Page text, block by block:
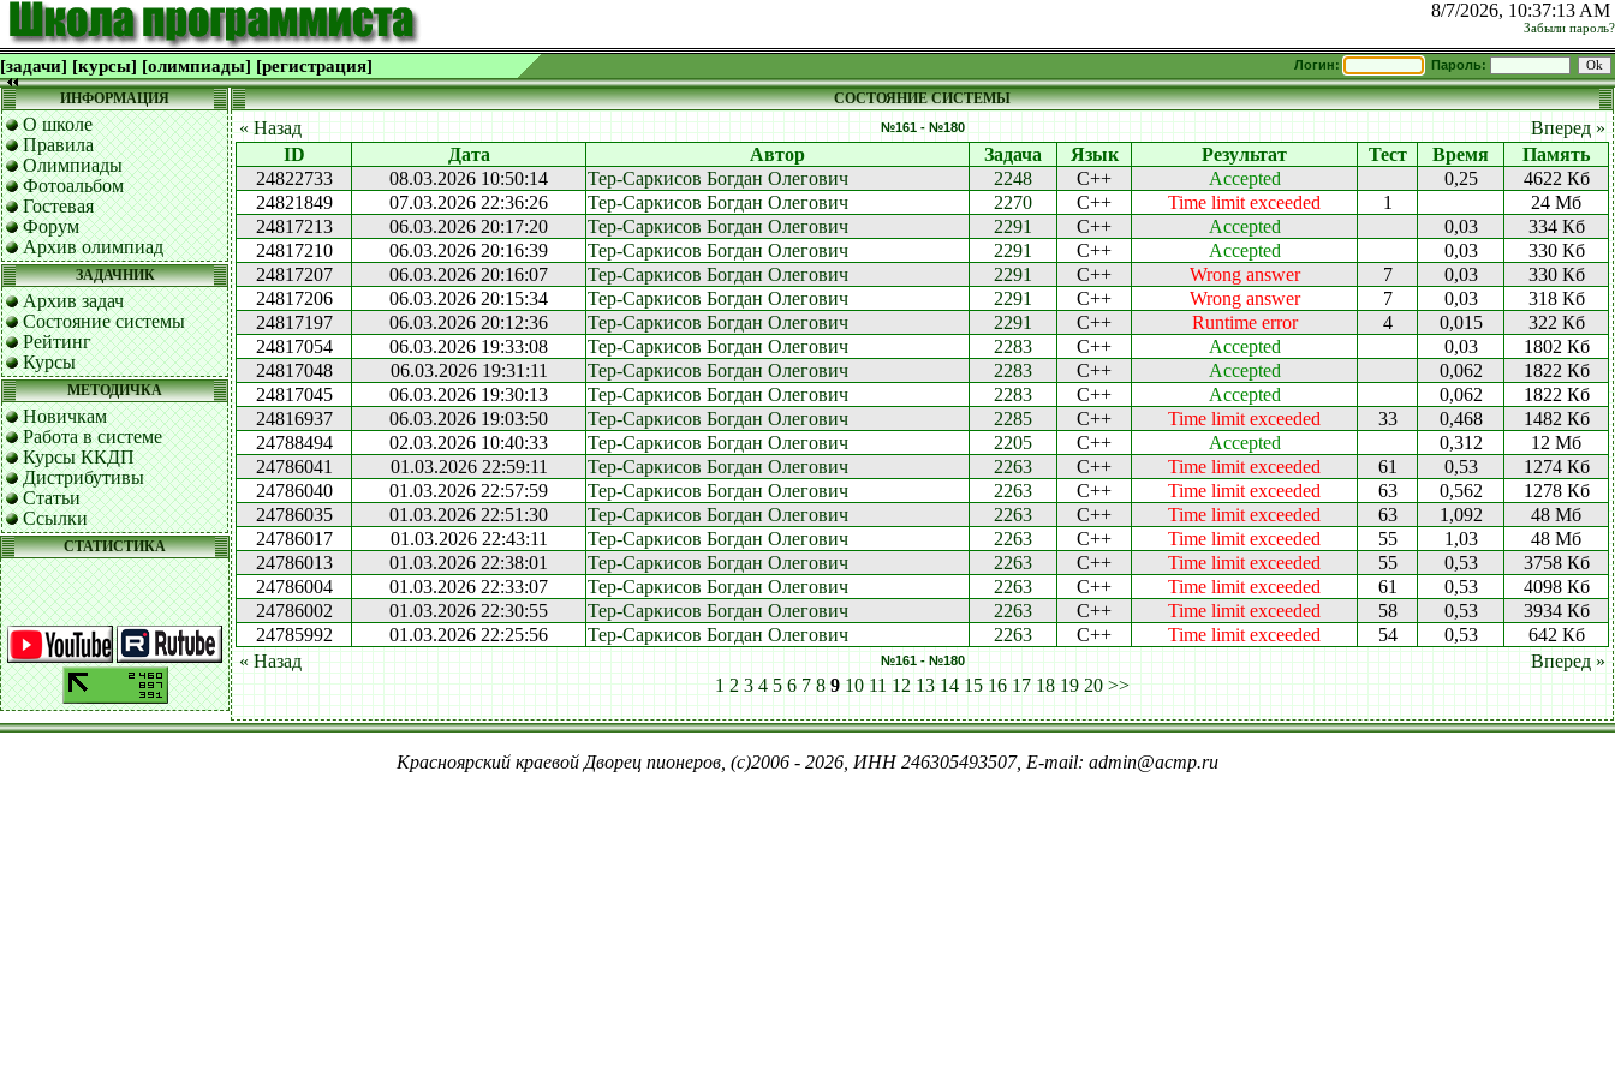
8/7/2026, 10:37:13 AM
Забыли пароль?
[задачи] [курсы] [олимпиады] [регистрация] Логин: Пароль:
ИНФОРМАЦИЯ
О школе
Правила
Олимпиады
Фотоальбом
Гостевая
Форум
Архив олимпиад
ЗАДАЧНИК
Архив задач
Состояние системы
Рейтинг
Курсы
МЕТОДИЧКА
Новичкам
Работа в системе
Курсы ККДП
Дистрибутивы
Статьи
Ссылки
СТАТИСТИКА
СОСТОЯНИЕ СИСТЕМЫ
« Назад №161 - №180
Вперед »
ID
Дата Автор Задача Язык Результат Тест Время
Память
24822733
08.03.2026 10:50:14 Тер-Саркисов Богдан Олегович 2248 C++ Accepted 0,25
4622 Кб
24821849
07.03.2026 22:36:26 Тер-Саркисов Богдан Олегович 2270 C++ Time limit exceeded 1
24 Мб
24817213
06.03.2026 20:17:20 Тер-Саркисов Богдан Олегович 2291 C++ Accepted 0,03
334 Кб
24817210
06.03.2026 20:16:39 Тер-Саркисов Богдан Олегович 2291 C++ Accepted 0,03
330 Кб
24817207
06.03.2026 20:16:07 Тер-Саркисов Богдан Олегович 2291 C++ Wrong answer 7 0,03
330 Кб
24817206
06.03.2026 20:15:34 Тер-Саркисов Богдан Олегович 2291 C++ Wrong answer 7 0,03
318 Кб
24817197
06.03.2026 20:12:36 Тер-Саркисов Богдан Олегович 2291 C++ Runtime error 4 0,015
322 Кб
24817054
06.03.2026 19:33:08 Тер-Саркисов Богдан Олегович 2283 C++ Accepted 0,03
1802 Кб
24817048
06.03.2026 19:31:11 Тер-Саркисов Богдан Олегович 2283 C++ Accepted 0,062
1822 Кб
24817045
06.03.2026 19:30:13 Тер-Саркисов Богдан Олегович 2283 C++ Accepted 0,062
1822 Кб
24816937
06.03.2026 19:03:50 Тер-Саркисов Богдан Олегович 2285 C++ Time limit exceeded 33 0,468
1482 Кб
24788494
02.03.2026 10:40:33 Тер-Саркисов Богдан Олегович 2205 C++ Accepted 0,312
12 Мб
24786041
01.03.2026 22:59:11 Тер-Саркисов Богдан Олегович 2263 C++ Time limit exceeded 61 0,53
1274 Кб
24786040
01.03.2026 22:57:59 Тер-Саркисов Богдан Олегович 2263 C++ Time limit exceeded 63 0,562
1278 Кб
24786035
01.03.2026 22:51:30 Тер-Саркисов Богдан Олегович 2263 C++ Time limit exceeded 63 1,092
48 Мб
24786017
01.03.2026 22:43:11 Тер-Саркисов Богдан Олегович 2263 C++ Time limit exceeded 55 1,03
48 Мб
24786013
01.03.2026 22:38:01 Тер-Саркисов Богдан Олегович 2263 C++ Time limit exceeded 55 0,53
3758 Кб
24786004
01.03.2026 22:33:07 Тер-Саркисов Богдан Олегович 2263 C++ Time limit exceeded 61 0,53
4098 Кб
24786002
01.03.2026 22:30:55 Тер-Саркисов Богдан Олегович 2263 C++ Time limit exceeded 58 0,53
3934 Кб
24785992
01.03.2026 22:25:56 Тер-Саркисов Богдан Олегович 2263 C++ Time limit exceeded 54 0,53
642 Кб
« Назад
№161 - №180
Вперед »
1 2 3 4 5 6 7 8 9 10 11 12 13 14 15 16 17 18 19 20 >>
Красноярский краевой Дворец пионеров, (c)2006 - 2026, ИНН 246305493507, E-mail: admin@acmp.ru